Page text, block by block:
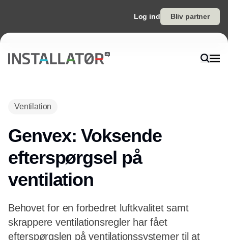
Log ind Bliv partner
Ventilation
Genvex: Voksende
efterspørgsel på
ventilation
Behovet for en forbedret luftkvalitet samt
skrappere ventilationsregler har fået
efterspørgslen på ventilationssystemer til at